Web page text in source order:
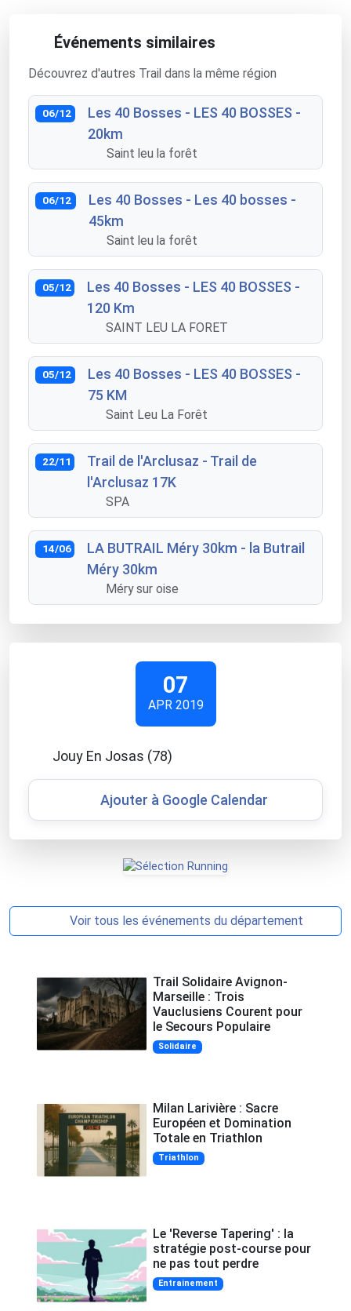
Événements similaires
Découvrez d'autres Trail dans la même région
06/12
Les 40 Bosses - LES 40 BOSSES -
20km
Saint leu la forêt
06/12
Les 40 Bosses - Les 40 bosses -
45km
Saint leu la forêt
05/12
Les 40 Bosses - LES 40 BOSSES -
120 Km
SAINT LEU LA FORET
05/12
Les 40 Bosses - LES 40 BOSSES -
75 KM
Saint Leu La Forêt
22/11
Trail de l'Arclusaz - Trail de
l'Arclusaz 17K
SPA
14/06
LA BUTRAIL Méry 30km - la Butrail
Méry 30km
Méry sur oise
07
APR 2019
Jouy En Josas (78)
Ajouter à Google Calendar
Voir tous les événements du département
Trail Solidaire Avignon-
Marseille : Trois
Vauclusiens Courent pour
le Secours Populaire
Solidaire
Milan Larivière : Sacre
Européen et Domination
Totale en Triathlon
Triathlon
Le 'Reverse Tapering' : la
stratégie post-course pour
ne pas tout perdre
Entrainement